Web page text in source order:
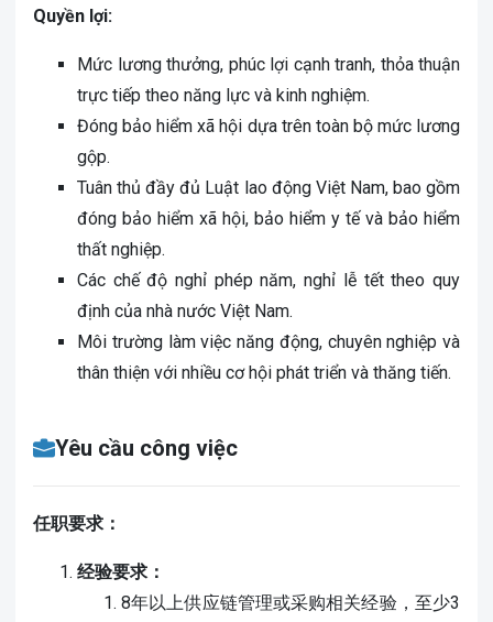
Quyền lợi:
Mức lương thưởng, phúc lợi cạnh tranh, thỏa thuận
trực tiếp theo năng lực và kinh nghiệm.
Đóng bảo hiểm xã hội dựa trên toàn bộ mức lương
gộp.
Tuân thủ đầy đủ Luật lao động Việt Nam, bao gồm
đóng bảo hiểm xã hội, bảo hiểm y tế và bảo hiểm
thất nghiệp.
Các chế độ nghỉ phép năm, nghỉ lễ tết theo quy
định của nhà nước Việt Nam.
Môi trường làm việc năng động, chuyên nghiệp và
thân thiện với nhiều cơ hội phát triển và thăng tiến.
Yêu cầu công việc
任职要求：
经验要求：
8年以上供应链管理或采购相关经验，至少3